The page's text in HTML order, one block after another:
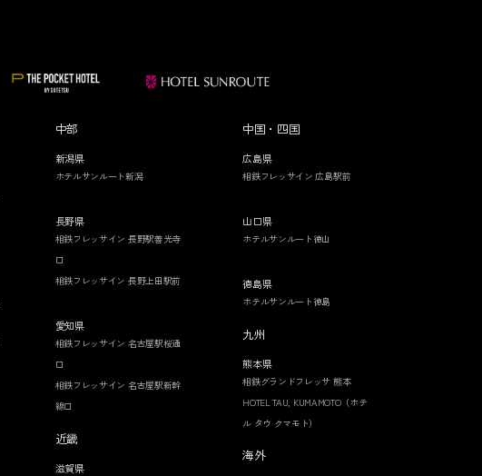
中部
新潟県
ホテルサンルート新潟
長野県
相鉄フレッサイン 長野駅善光寺
口
相鉄フレッサイン 長野上田駅前
愛知県
相鉄フレッサイン 名古屋駅桜通
口
相鉄フレッサイン 名古屋駅新幹
線口
近畿
滋賀県
中国・四国
広島県
相鉄フレッサイン 広島駅前
山口県
ホテルサンルート徳山
徳島県
ホテルサンルート徳島
九州
熊本県
相鉄グランドフレッサ 熊本
HOTEL TAU, KUMAMOTO（ホテ
ル タウ クマモト）
海外